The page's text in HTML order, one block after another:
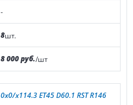
-
8шт.
8 000 руб./шт
0x0/x114.3 ET45 D60.1 RST R146